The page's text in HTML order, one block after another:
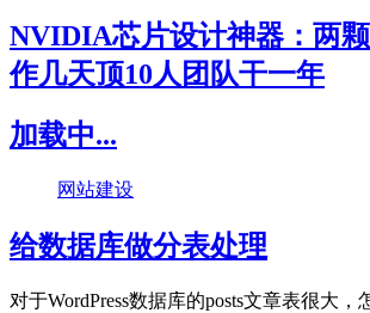
NVIDIA芯片设计神器：两
作几天顶10人团队干一年
加载中...
网站建设
给数据库做分表处理
对于WordPress数据库的posts文章表很大